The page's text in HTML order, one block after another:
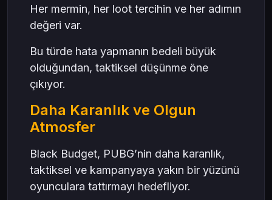
Her mermin, her loot tercihin ve her adımın
değeri var.
Bu türde hata yapmanın bedeli büyük
olduğundan, taktiksel düşünme öne
çıkıyor.
Daha Karanlık ve Olgun
Atmosfer
Black Budget, PUBG’nin daha karanlık,
taktiksel ve kampanyaya yakın bir yüzünü
oyunculara tattırmayı hedefliyor.